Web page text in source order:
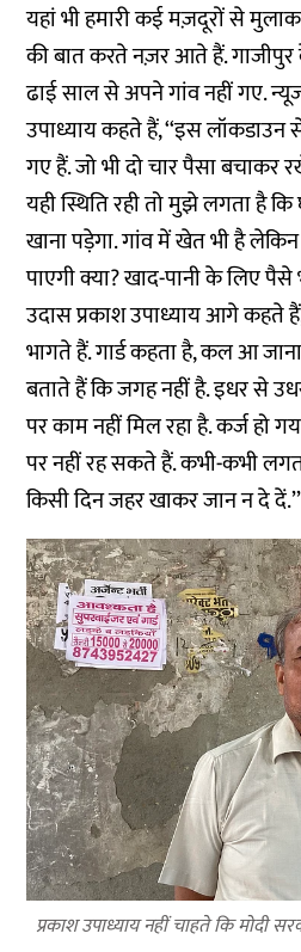
यहां भी हमारी कई मज़दूरों से
की बात करते नज़र आते हैं. गाजीपुर
ढाई साल से अपने गांव नहीं गए.
उपाध्याय कहते हैं, ‘‘इस
गए हैं. जो भी दो चार पैसा बचाकर
यही स्थिति रही तो मुझे लगता है
खाना पड़ेगा. गांव में खेत भी है
पाएगी क्या? खाद-पानी के लिए पैसे
उदास प्रकाश उपाध्याय आगे कहते
भागते हैं. गार्ड कहता है, कल आ
बताते हैं कि जगह नहीं है. इधर से
पर काम नहीं मिल रहा है. कर्ज हो
पर नहीं रह सकते हैं. कभी-कभी
किसी दिन जहर खाकर जान न दे दें.’’
प्रकाश उपाध्याय नहीं चाहते कि मोदी